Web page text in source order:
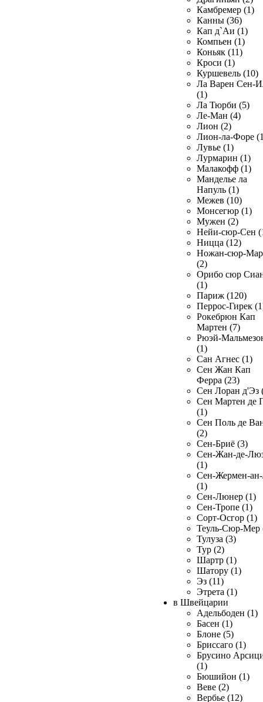
Камбремер (1)
Канны (36)
Кап д`Аи (1)
Компьен (1)
Коньяк (11)
Кроси (1)
Куршевель (10)
Ла Варен Сен-
(1)
Ла Тюрби (5)
Ле-Ман (4)
Лион (2)
Лион-ла-Форе
Лувье (1)
Лурмарин (1)
Малакофф (1)
Манделье ла
Напуль (1)
Межев (10)
Монсегюр (1)
Мужен (2)
Нейи-сюр-Сен
Ницца (12)
Ножан-сюр-
(2)
Орибо сюр
(1)
Париж (120)
Перрос-Гирек
Рокебрюн Кап
Мартен (7)
Рюэй-
(1)
Сан Агнес (1)
Сен Жан Кап
Ферра (23)
Сен Лоран д'Эз
Сен Мартен де
(1)
Сен Поль де
(2)
Сен-Бриё (3)
Сен-Жан-де-
(1)
Сен-Жермен-
(1)
Сен-Люнер (1)
Сен-Тропе (1)
Сорт-Осгор (1)
Теуль-Сюр-Мер
Тулуза (3)
Тур (2)
Шартр (1)
Шатору (1)
Эз (11)
Этрета (1)
в Швейцарии
Адельбоден (1)
Басен (1)
Блоне (5)
Бриссаго (1)
Брусино
(1)
Бюшийон (1)
Веве (2)
Вербье (12)